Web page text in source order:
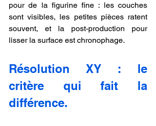
pour de la figurine fine : les couches
sont visibles, les petites pièces ratent
souvent, et la post-production pour
lisser la surface est chronophage.
Résolution XY : le
critère qui fait la
différence.